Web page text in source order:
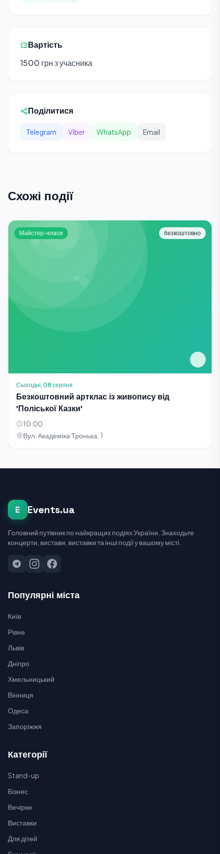
Вартість
1500 грн з учасника
Поділитися
Telegram Viber WhatsApp Email
Схожі події
Майстер-класи безкоштовно
Сьогодні, 08 серпня
Безкоштовний артклас із живопису від
'Поліської Казки'
10:00
Вул. Академіка Тронька, 1
E Events.ua
Головний путівник по найкращих подіях України. Знаходьте
концерти, вистави, виставки та інші події у вашому місті.
Популярні міста
Київ
Рівне
Львів
Дніпро
Хмельницький
Вінниця
Одеса
Запоріжжя
Категорії
Stand-up
Бізнес
Вечірки
Виставки
Для дітей